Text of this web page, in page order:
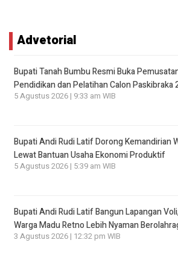
Advetorial
Bupati Tanah Bumbu Resmi Buka
Pendidikan dan Pelatihan Calon Paskibraka
5 Agustus 2026 | 9:33 am WIB
Bupati Andi Rudi Latif Dorong Kemandirian
Lewat Bantuan Usaha Ekonomi Produktif
5 Agustus 2026 | 5:39 am WIB
Bupati Andi Rudi Latif Bangun Lapangan
Warga Madu Retno Lebih Nyaman
3 Agustus 2026 | 12:32 pm WIB